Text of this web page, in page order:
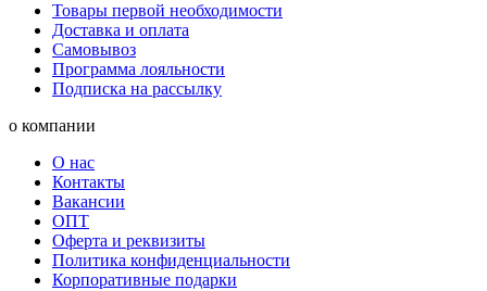
Товары первой необходимости
Доставка и оплата
Самовывоз
Программа лояльности
Подписка на рассылку
о компании
О нас
Контакты
Вакансии
ОПТ
Оферта и реквизиты
Политика конфиденциальности
Корпоративные подарки